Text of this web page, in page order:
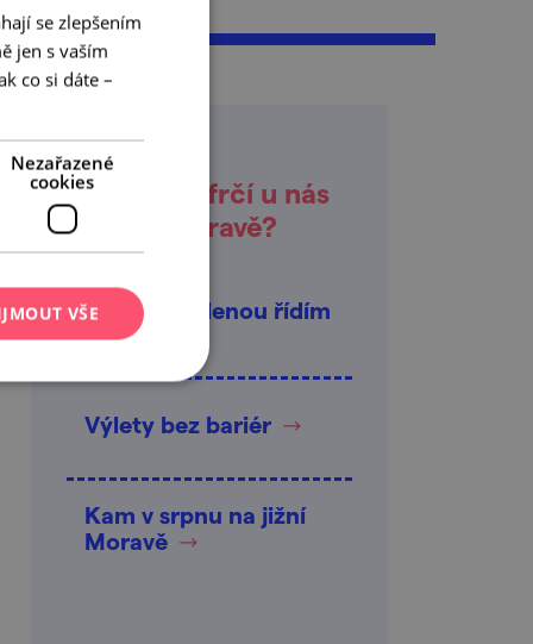
Co zrovna frčí u nás
na jižní Moravě?
Tuhle dovolenou řídím
já
Výlety bez bariér
Kam v srpnu na jižní
Moravě
se zlepšením
jen s vaším
co si dáte –
Nezařazené
cookies
VŠE